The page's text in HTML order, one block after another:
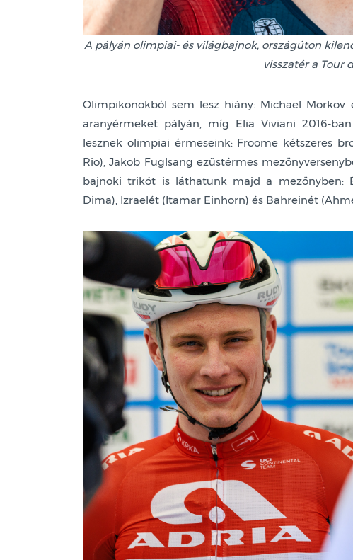
A pályán olimpiai- és világbajnok, országúton
visszatér a Tour
Olimpikonokból sem lesz hiány: Michael
aranyérmeket pályán, míg Elia Viviani 2016-
lesznek olimpiai érmeseink: Froome kétszeres
Rio), Jakob Fuglsang ezüstérmes
bajnoki trikót is láthatunk majd a mezőnyben:
Dima), Izraelét (Itamar Einhorn) és Bahreinét